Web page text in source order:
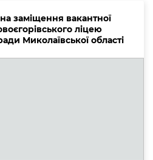
заміщення вакантної
ліцею
Миколаївської області